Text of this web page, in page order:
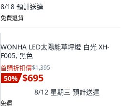
8/18 預計送達
免費退貨
WONHA LED太陽能草坪燈 白光 XH-
F005, 黑色
首購折扣價$1,395
50% $695
8/12 星期三 預計送達
免運